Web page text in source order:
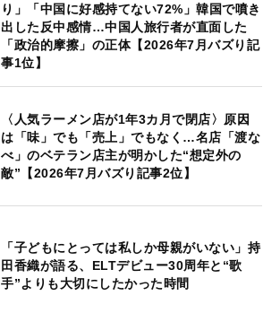
り」「中国に好感持てない72%」韓国で噴き
出した反中感情…中国人旅行者が直面した
「政治的摩擦」の正体【2026年7月バズり記
事1位】
〈人気ラーメン店が1年3カ月で閉店〉原因
は「味」でも「売上」でもなく…名店「渡な
べ」のベテラン店主が明かした“想定外の
敵”【2026年7月バズり記事2位】
「子どもにとっては私しか母親がいない」持
田香織が語る、ELTデビュー30周年と“歌
手”よりも大切にしたかった時間